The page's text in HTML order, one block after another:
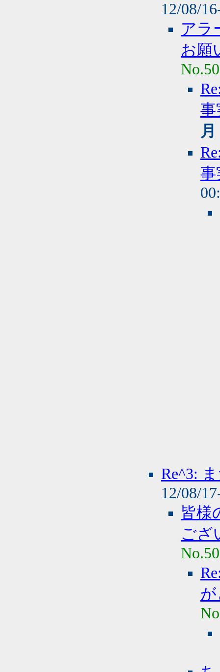
12/08/
アラ
お願
事
月
事
Re^3:
12/08/
皆様
ござ